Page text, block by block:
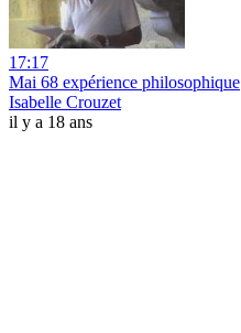
17:17
Mai 68 expérience philosophique
Isabelle Crouzet
il y a 18 ans